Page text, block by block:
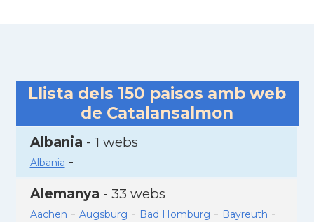
Llista dels 150 paisos amb web
de Catalansalmon
Albania - 1 webs
Albania -
Alemanya - 33 webs
Aachen - Augsburg - Bad Homburg - Bayreuth -